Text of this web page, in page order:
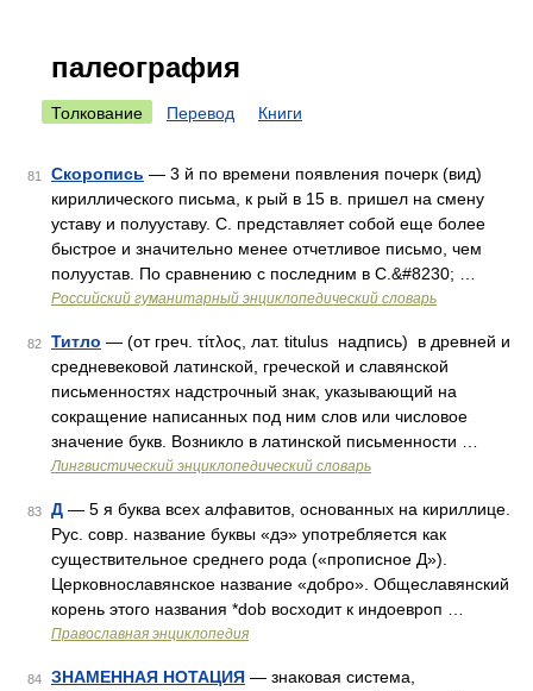
палеография
Толкование Перевод Книги
81 Скоропись — 3 й по времени появления почерк (вид)
кириллического письма, к рый в 15 в. пришел на смену
уставу и полууставу. С. представляет собой еще более
быстрое и значительно менее отчетливое письмо, чем
полуустав. По сравнению с последним в С.&#8230; …
Российский гуманитарный энциклопедический словарь
82 Титло — (от греч. τίτλος, лат. titulus надпись) в древней и
средневековой латинской, греческой и славянской
письменностях надстрочный знак, указывающий на
сокращение написанных под ним слов или числовое
значение букв. Возникло в латинской письменности …
Лингвистический энциклопедический словарь
83 Д — 5 я буква всех алфавитов, основанных на кириллице.
Рус. совр. название буквы «дэ» употребляется как
существительное среднего рода («прописное Д»).
Церковнославянское название «добро». Общеславянский
корень этого названия *dob восходит к индоевроп …
Православная энциклопедия
84 ЗНАМЕННАЯ НОТАЦИЯ — знаковая система,